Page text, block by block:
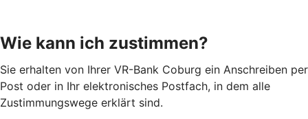
Wie kann ich zustimmen?
Sie erhalten von Ihrer VR-Bank Coburg ein Anschreiben per
Post oder in Ihr elektronisches Postfach, in dem alle
Zustimmungswege erklärt sind.